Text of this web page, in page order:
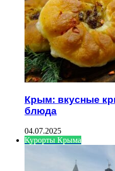
Крым: вкусные
блюда
04.07.2025
Курорты Крыма